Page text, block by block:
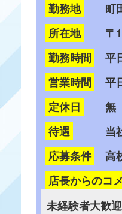
勤務地
町
所在地
〒
勤務時間
平
営業時間
平
定休日
無
待遇
当
応募条件
高
店長からのコ
未経験者大歓